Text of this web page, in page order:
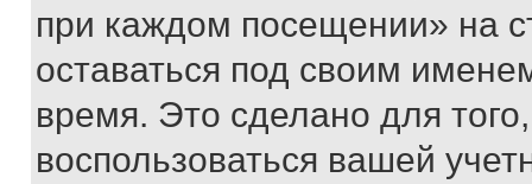
при каждом посещении» на
оставаться под своим
время. Это сделано для
воспользоваться вашей